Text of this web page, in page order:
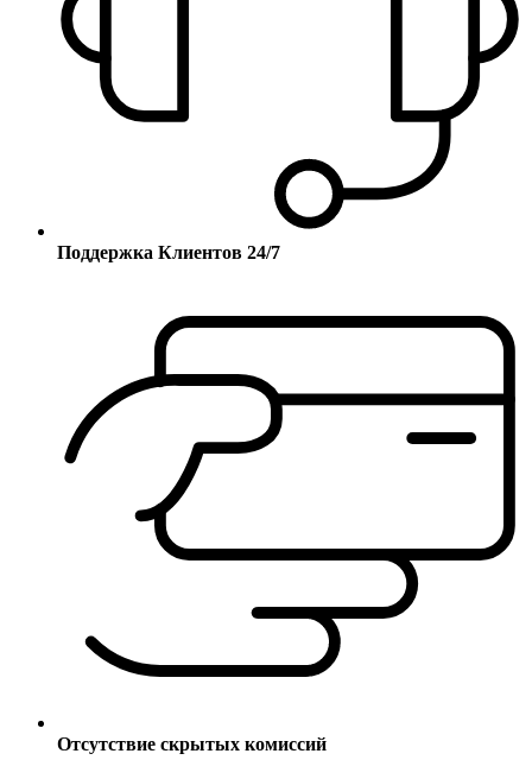
Поддержка Клиентов 24/7
Отсутствие скрытых комиссий